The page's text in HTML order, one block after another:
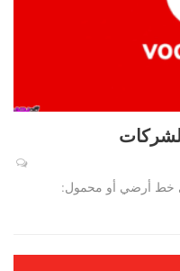
(مجاناً). من أي خط أرضي أو محمول: